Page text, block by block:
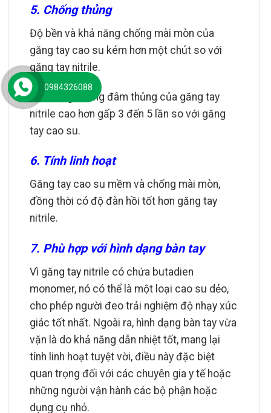
5. Chống thủng
Độ bền và khả năng chống mài mòn của
găng tay cao su kém hơn một chút so với
găng tay nitrile.
Khả năng chống đâm thủng của găng tay
nitrile cao hơn gấp 3 đến 5 lần so với găng
tay cao su.
6. Tính linh hoạt
Găng tay cao su mềm và chống mài mòn,
đồng thời có độ đàn hồi tốt hơn găng tay
nitrile.
7. Phù hợp với hình dạng bàn tay
Vì găng tay nitrile có chứa butadien
monomer, nó có thể là một loại cao su dẻo,
cho phép người đeo trải nghiệm độ nhạy xúc
giác tốt nhất. Ngoài ra, hình dạng bàn tay vừa
vặn là do khả năng dẫn nhiệt tốt, mang lại
tính linh hoạt tuyệt vời, điều này đặc biệt
quan trọng đối với các chuyên gia y tế hoặc
những người vận hành các bộ phận hoặc
dụng cụ nhỏ.
0984326088